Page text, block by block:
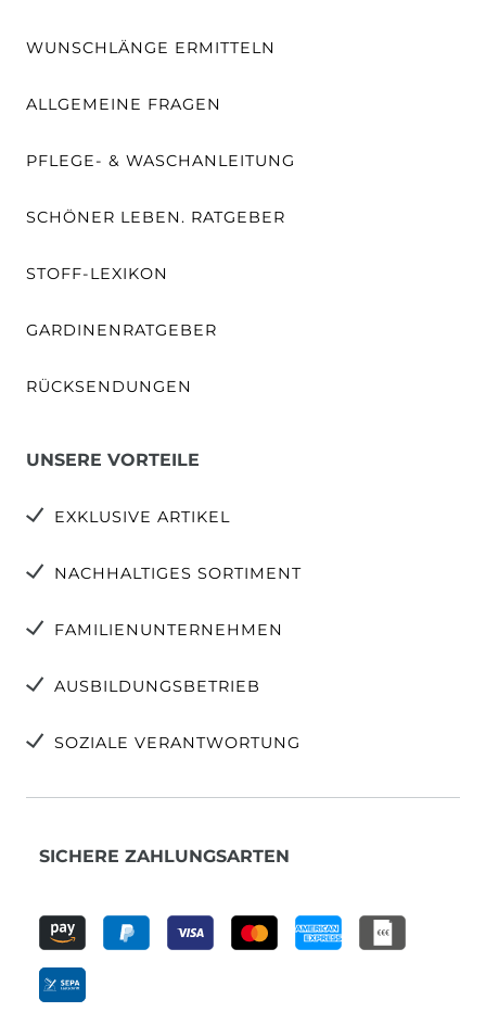
WUNSCHLÄNGE ERMITTELN
ALLGEMEINE FRAGEN
PFLEGE- & WASCHANLEITUNG
SCHÖNER LEBEN. RATGEBER
STOFF-LEXIKON
GARDINENRATGEBER
RÜCKSENDUNGEN
UNSERE VORTEILE
EXKLUSIVE ARTIKEL
NACHHALTIGES SORTIMENT
FAMILIENUNTERNEHMEN
AUSBILDUNGSBETRIEB
SOZIALE VERANTWORTUNG
SICHERE ZAHLUNGSARTEN